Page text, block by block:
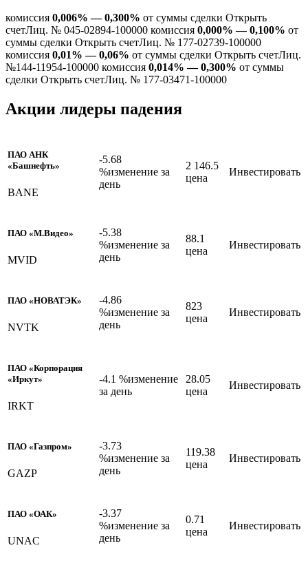
комиссия 0,006% — 0,300% от суммы сделки Открыть
счетЛиц. № 045-02894-100000 комиссия 0,000% — 0,100% от
суммы сделки Открыть счетЛиц. № 177-02739-100000
комиссия 0,01% — 0,06% от суммы сделки Открыть счетЛиц.
№144-11954-100000 комиссия 0,014% — 0,300% от суммы
сделки Открыть счетЛиц. № 177-03471-100000
Акции лидеры падения
ПАО АНК
«Башнефть»
BANE
-5.68
%изменение за
день
2 146.5
цена
Инвестировать
ПАО «М.Видео»
MVID
-5.38
%изменение за
день
88.1
цена
Инвестировать
ПАО «НОВАТЭК»
NVTK
-4.86
%изменение за
день
823
цена
Инвестировать
ПАО «Корпорация
«Иркут»
IRKT
-4.1 %изменение
за день
28.05
цена
Инвестировать
ПАО «Газпром»
GAZP
-3.73
%изменение за
день
119.38
цена
Инвестировать
ПАО «ОАК»
UNAC
-3.37
%изменение за
день
0.71
цена
Инвестировать